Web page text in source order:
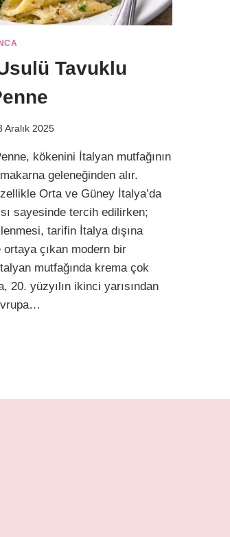
Tavuklu
Aralık 2025
kökenini İtalyan mutfağının
geleneğinden alır.
Orta ve Güney İtalya’da
sayesinde tercih edilirken;
tarifin İtalya dışına
çıkan modern bir
mutfağında krema çok
20. yüzyılın ikinci yarısından